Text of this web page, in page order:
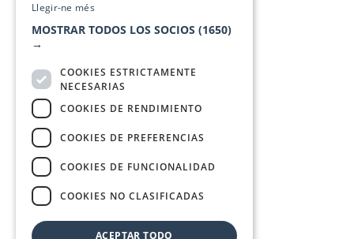
Llegir-ne més
MOSTRAR TODOS LOS SOCIOS (1650)
→
COOKIES ESTRICTAMENTE
NECESARIAS
COOKIES DE RENDIMIENTO
COOKIES DE PREFERENCIAS
COOKIES DE FUNCIONALIDAD
COOKIES NO CLASIFICADAS
ACEPTAR TODO